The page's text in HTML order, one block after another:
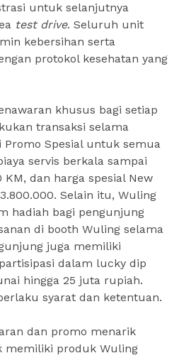
untuk selanjutnya
test drive. Seluruh unit
kebersihan serta
protokol kesehatan yang
khusus bagi setiap
transaksi selama
Promo Spesial untuk semua
servis berkala sampai
dan harga spesial New
Selain itu, Wuling
hadiah bagi pengunjung
di booth Wuling selama
juga memiliki
dalam lucky dip
hingga 25 juta rupiah.
syarat dan ketentuan.
dan promo menarik
memiliki produk Wuling